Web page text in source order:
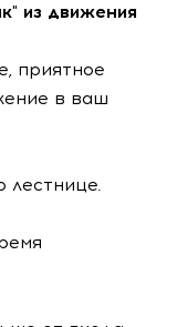
из движения
приятное
в ваш
лестнице.